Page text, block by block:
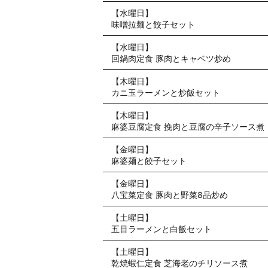
【水曜日】
味噌拉麺と餃子セット
【水曜日】
回鍋肉定食 豚肉とキャベツ炒め
【木曜日】
カニ玉ラーメンと炒飯セット
【木曜日】
麻婆豆腐定食 挽肉と豆腐の辛子ソース煮
【金曜日】
麻婆麺と餃子セット
【金曜日】
八宝菜定食 豚肉と野菜8品炒め
【土曜日】
五目ラーメンと白飯セット
【土曜日】
乾焼蝦仁定食 芝海老のチリソース煮